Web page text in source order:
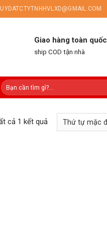
Giao hàng toàn quốc
ship COD tận nhà
cả 1 kết quả